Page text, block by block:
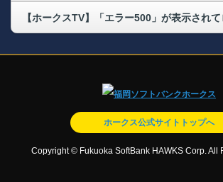
ホークス公式サイトトップへ
Copyright © Fukuoka SoftBank HAWKS Corp. All